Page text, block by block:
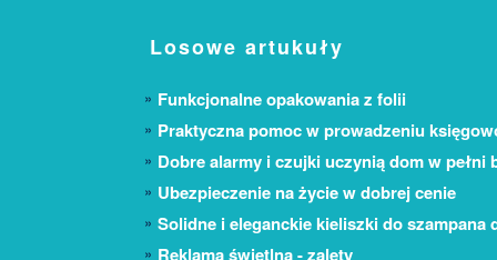
Losowe artukuły
Funkcjonalne opakowania z folii
Praktyczna pomoc w prowadzeniu
Dobre alarmy i czujki uczynią dom w pełni
Ubezpieczenie na życie w dobrej cenie
Solidne i eleganckie kieliszki do szampana
Reklama świetlna - zalety